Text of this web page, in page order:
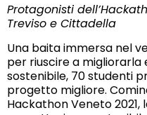
Protagonisti
Treviso e Cittadella
Una baita immersa nel
per riuscire a
sostenibile, 70 studenti
progetto migliore.
Hackathon Veneto